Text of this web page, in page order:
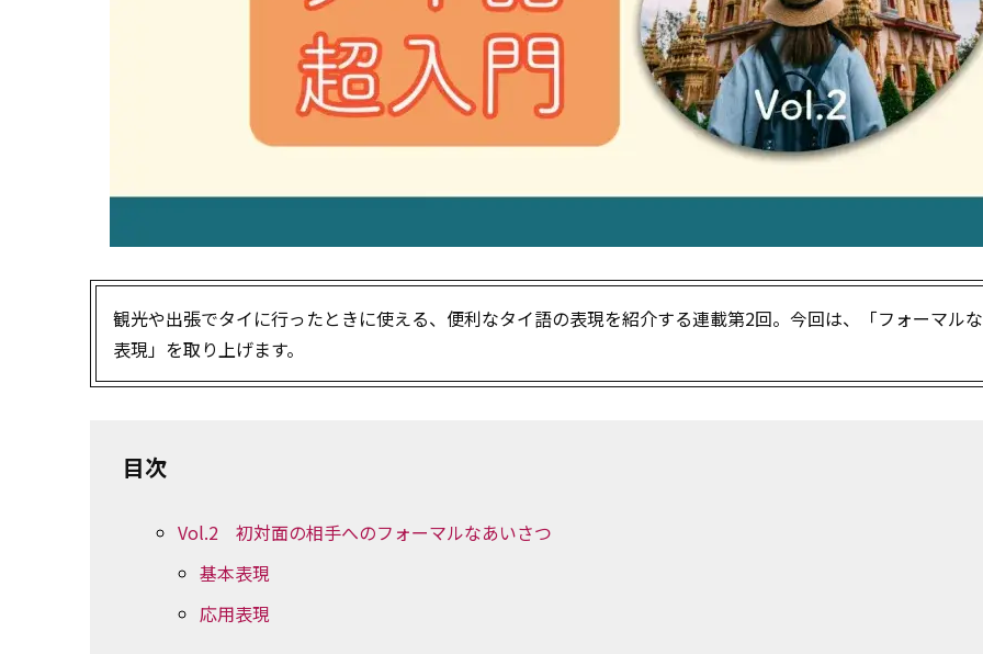
観光や出張でタイに行ったときに使える、便利なタイ語の表現を紹介する連載第2回。今回は、「フォーマル
表現」を取り上げます。
目次
Vol.2 初対面の相手へのフォーマルなあいさつ
基本表現
応用表現